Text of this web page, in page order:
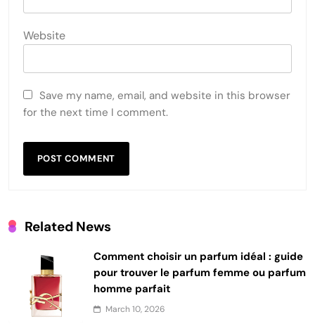
Website
Save my name, email, and website in this browser
for the next time I comment.
Related News
Comment choisir un parfum idéal : guide
pour trouver le parfum femme ou parfum
homme parfait
March 10, 2026